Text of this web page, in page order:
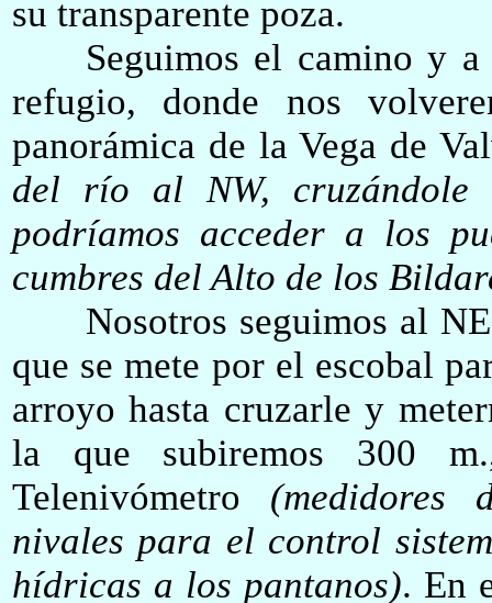
su transparente poza.
Seguimos el camino y
refugio, donde nos
panorámica de la Vega de
del río al NW, cruzándole
podríamos acceder a los
cumbres del Alto de los
Nosotros seguimos al NE,
que se mete por el escobal
arroyo hasta cruzarle y
la que subiremos 300
Telenivómetro (medidores
nivales para el control
hídricas a los pantanos). En